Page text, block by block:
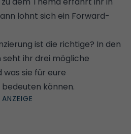
lohnt sich ein Forward-
ist die richtige? In den
ihr drei mögliche
was sie für eure
können.